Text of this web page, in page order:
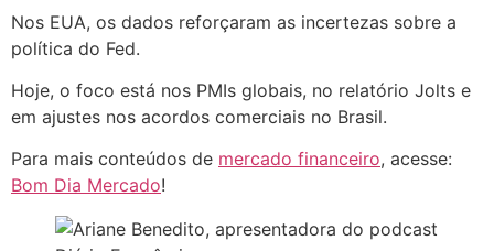
Nos EUA, os dados reforçaram as incertezas sobre a
política do Fed.
Hoje, o foco está nos PMIs globais, no relatório Jolts e
em ajustes nos acordos comerciais no Brasil.
Para mais conteúdos de mercado financeiro, acesse:
Bom Dia Mercado!